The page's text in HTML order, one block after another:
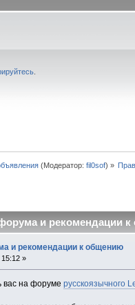
(Модератор:fil0sof) »
и рекомендации
и рекомендации к общению
»
вас на форуме русскоязычного